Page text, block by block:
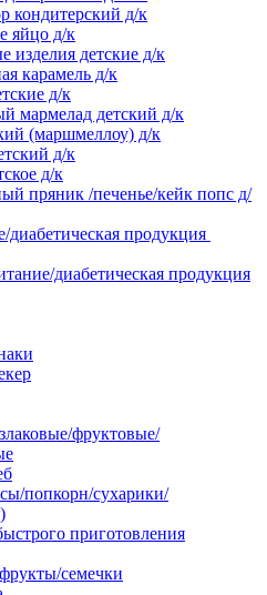
кондитерский д/к
яйцо д/к
изделия детские д/к
карамель д/к
д/к
мармелад детский д/к
(маршмеллоу) д/к
д/к
д/к
пряник /печенье/кейк попс д/
диабетическая продукция
диабетическая продукция
фруктовые/
попкорн/сухарики/
приготовления
семечки